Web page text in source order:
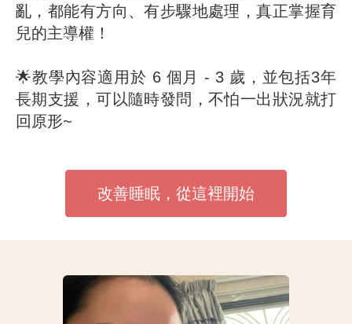
亂，都能有方向、有步驟地處理，真正掌握育
兒的主導權！
🌟教學內容適用於 6 個月 - 3 歲，並包括3年
長期支援，可以隨時發問，不怕一出狀況就打
回原形~
改善睡眠，從這裡開始